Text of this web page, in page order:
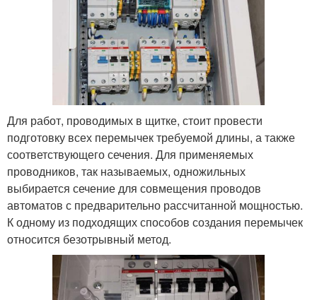
Для работ, проводимых в щитке, стоит провести
подготовку всех перемычек требуемой длины, а также
соответствующего сечения. Для применяемых
проводников, так называемых, одножильных
выбирается сечение для совмещения проводов
автоматов с предварительно рассчитанной мощностью.
К одному из подходящих способов создания перемычек
относится безотрывный метод.